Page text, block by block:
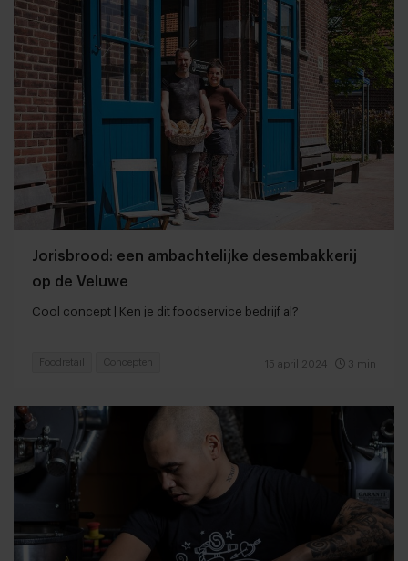
Jorisbrood: een ambachtelijke desembakkerij
op de Veluwe
Cool concept | Ken je dit foodservice bedrijf al?
15 april 2024 3 min
Foodretail Concepten